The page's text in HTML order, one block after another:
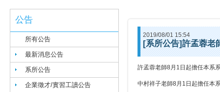
公告
所有公告
最新消息公告
系所公告
企業徵才/實習工讀公告
2019/08/01 15:54
[系所公告]許孟蓉老
許孟蓉老師8月1日起擔任本系
中村祥子老師8月1日起擔任本